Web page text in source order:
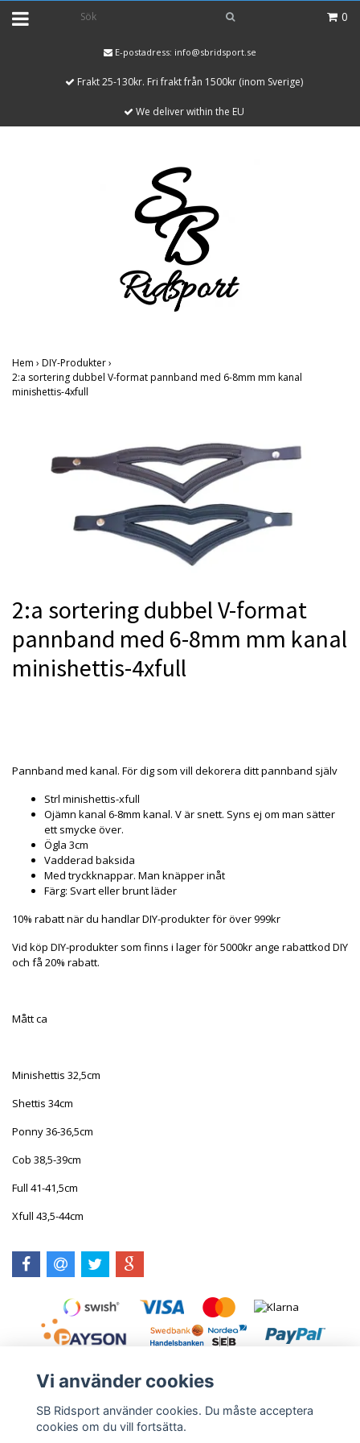
0
E-postadress: info@sbridsport.se
Frakt 25-130kr. Fri frakt från 1500kr (inom Sverige)
We deliver within the EU
Hem › DIY-Produkter›
2:a sortering dubbel V-format pannband med 6-8mm mm kanal
minishettis-4xfull
2:a sortering dubbel V-format
pannband med 6-8mm mm kanal
minishettis-4xfull
Pannband med kanal. För dig som vill dekorera ditt pannband själv
Strl minishettis-xfull
Ojämn kanal 6-8mm kanal. V är snett. Syns ej om man sätter
ett smycke över.
Ögla 3cm
Vadderad baksida
Med tryckknappar. Man knäpper inåt
Färg: Svart eller brunt läder
10% rabatt när du handlar DIY-produkter för över 999kr
Vid köp DIY-produkter som finns i lager för 5000kr ange rabattkod DIY
och få 20% rabatt.
Mått ca
Minishettis 32,5cm
Shettis 34cm
Ponny 36-36,5cm
Cob 38,5-39cm
Full 41-41,5cm
Xfull 43,5-44cm
Vi använder cookies
SB Ridsport använder cookies. Du måste acceptera
cookies om du vill fortsätta.